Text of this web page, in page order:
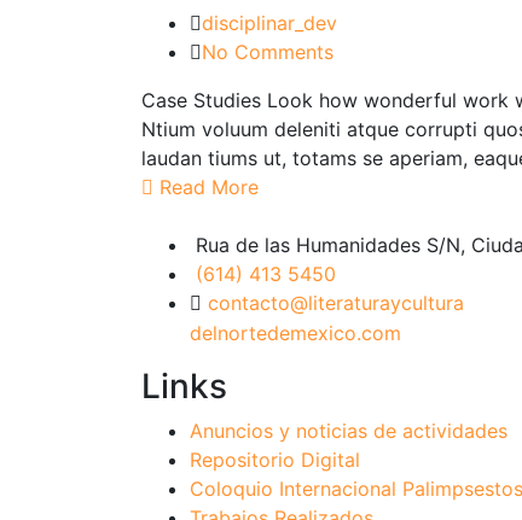
disciplinar_dev
No Comments
Case Studies Look how wonderful work
Ntium voluum deleniti atque corrupti
laudan tiums ut, totams se aperiam,
Read More
Rua de las Humanidades S/N,
(614) 413 5450
contacto@literaturaycultura
delnortedemexico.com
Links
Anuncios y noticias de actividades
Repositorio Digital
Coloquio Internacional Palimpsestos